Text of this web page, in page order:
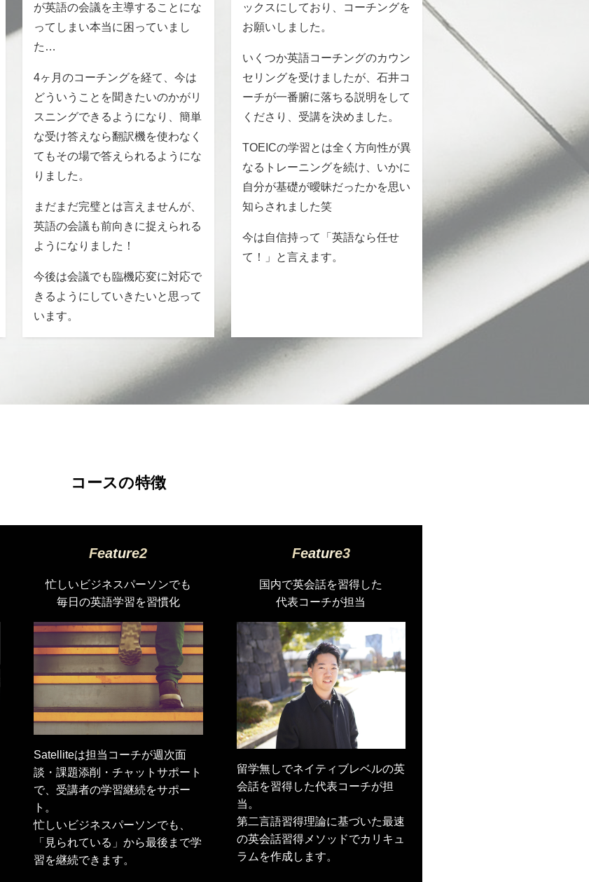
が英語の会議を主導することにな
ってしまい本当に困っていまし
た…
4ヶ月のコーチングを経て、今は
どういうことを聞きたいのかがリ
スニングできるようになり、簡単
な受け答えなら翻訳機を使わなく
てもその場で答えられるようにな
りました。
まだまだ完璧とは言えませんが、
英語の会議も前向きに捉えられる
ようになりました！
今後は会議でも臨機応変に対応で
きるようにしていきたいと思って
います。
ックスにしており、コーチングを
お願いしました。
いくつか英語コーチングのカウン
セリングを受けましたが、石井コ
ーチが一番腑に落ちる説明をして
くださり、受講を決めました。
TOEICの学習とは全く方向性が異
なるトレーニングを続け、いかに
自分が基礎が曖昧だったかを思い
知らされました笑
今は自信持って「英語なら任せ
て！」と言えます。
コースの特徴
Feature2
忙しいビジネスパーソンでも
毎日の英語学習を習慣化
Satelliteは担当コーチが週次面
談・課題添削・チャットサポート
で、受講者の学習継続をサポー
ト。
忙しいビジネスパーソンでも、
「見られている」から最後まで学
習を継続できます。
Feature3
国内で英会話を習得した
代表コーチが担当
留学無しでネイティブレベルの英
会話を習得した代表コーチが担
当。
第二言語習得理論に基づいた最速
の英会話習得メソッドでカリキュ
ラムを作成します。